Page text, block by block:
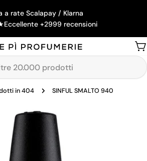
a rate Scalapay / Klarna
Eccellente +2999 recensioni
in 404 SINFUL SMALTO 940